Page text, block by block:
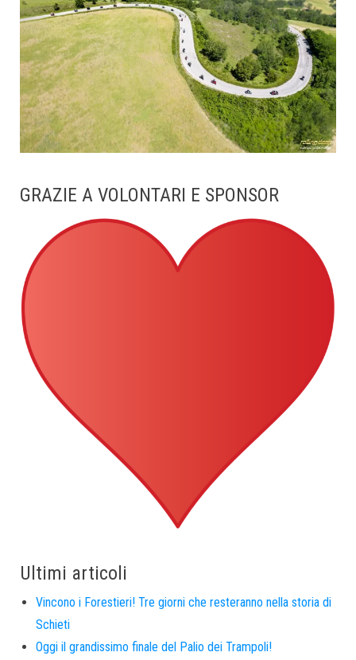
GRAZIE A VOLONTARI E SPONSOR
Ultimi articoli
Vincono i Forestieri! Tre giorni che resteranno nella storia di
Schieti
Oggi il grandissimo finale del Palio dei Trampoli!